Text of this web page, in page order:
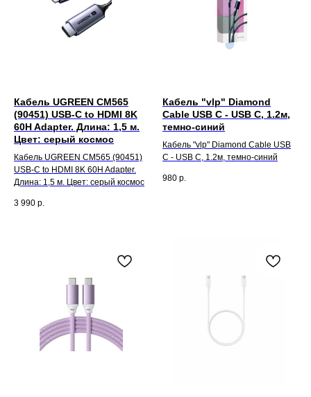
Кабель UGREEN CM565
(90451) USB-C to HDMI 8K
60H Adapter. Длина: 1,5 м.
Цвет: серый космос
Кабель UGREEN CM565 (90451)
USB-C to HDMI 8K 60H Adapter.
Длина: 1,5 м. Цвет: серый космос
3 990 р.
Кабель "vlp" Diamond
Cable USB C - USB C, 1.2м,
темно-синий
Кабель "vlp" Diamond Cable USB
C - USB C, 1.2м, темно-синий
980 р.